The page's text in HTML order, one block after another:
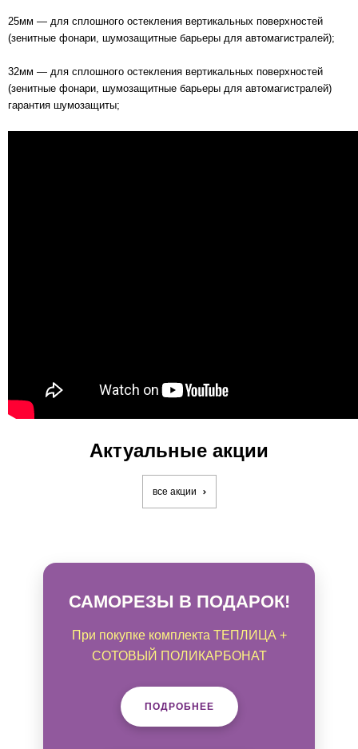
25мм — для сплошного остекления вертикальных поверхностей
(зенитные фонари, шумозащитные барьеры для автомагистралей);
32мм — для сплошного остекления вертикальных поверхностей
(зенитные фонари, шумозащитные барьеры для автомагистралей)
гарантия шумозащиты;
Актуальные акции
все акции
САМОРЕЗЫ В ПОДАРОК!
При покупке комплекта ТЕПЛИЦА +
СОТОВЫЙ ПОЛИКАРБОНАТ
ПОДРОБНЕЕ